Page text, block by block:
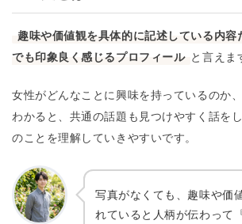
趣味や価値観を具体的に記述している内容
でも印象良く感じるプロフィール と言えま
女性がどんなことに興味を持っているのか
わかると、共通の話題も見つけやすく話を
のことを理解していきやすいです。
写真がなくても、趣味や価
れていると人柄が伝わって